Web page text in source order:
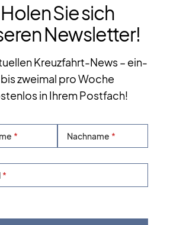
Holen Sie sich
Newsletter!
Kreuzfahrt-News – ein-
bis zweimal pro Woche
in Ihrem Postfach!
Nachname